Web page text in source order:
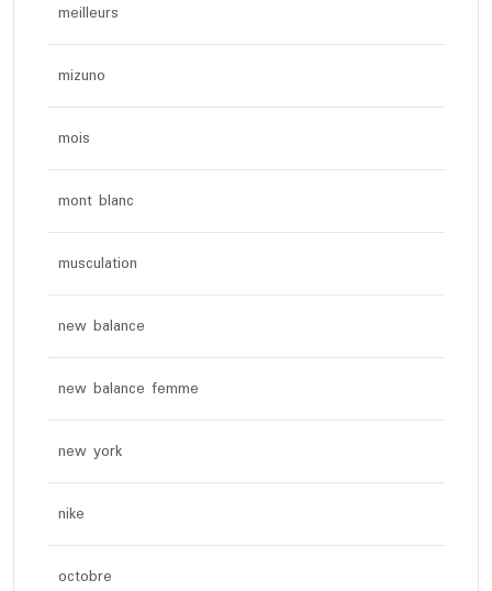
meilleurs
mizuno
mois
mont blanc
musculation
new balance
new balance femme
new york
nike
octobre